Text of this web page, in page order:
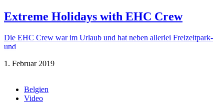
Extreme Holidays with EHC Crew
Die EHC Crew war im Urlaub und hat neben allerlei Freizeitpark-
und
1. Februar 2019
Belgien
Video